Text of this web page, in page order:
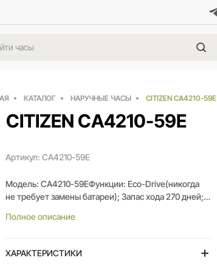
КАТАЛОГ НАРУЧНЫЕ ЧАСЫ CITIZEN CA4210-59E
CITIZEN CA4210-59E
Артикул: CA4210-59E
Модель: CA4210-59EФункции: Eco-Drive(никогда
не требует замены батареи); Запас хода 270 дней;
24-ех часовой дисплей; Указатель даты; Корпус из
Безопасная застёжка браслета; Водозащита 10
БАР;Толщина корпуса: 13,46mm; Ширина корпуса:
Полное описание
ХАРАКТЕРИСТИКИ